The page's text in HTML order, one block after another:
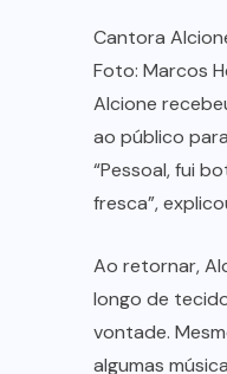
Cantora
Foto: Marcos
Alcione
ao público
“Pessoal, fui
fresca”,
Ao retornar,
longo de
vontade.
algumas